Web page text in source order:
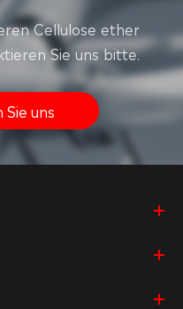
Cellulose ether
Sie uns bitte.
uns